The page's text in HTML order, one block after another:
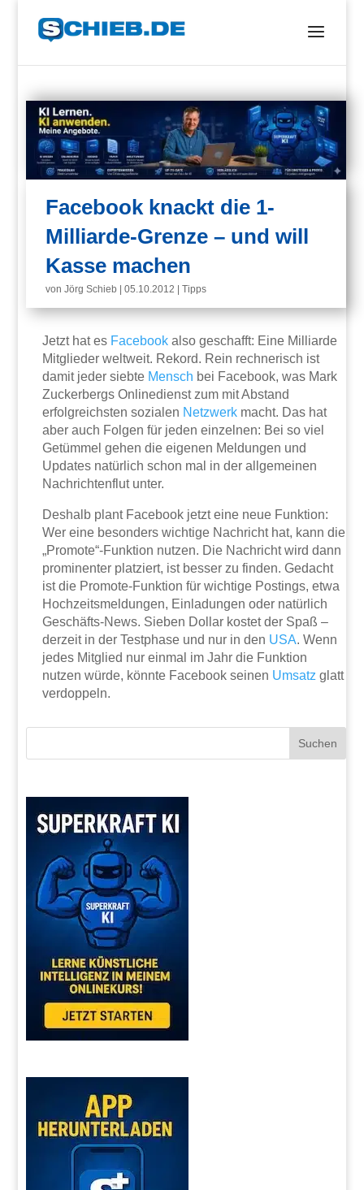
Facebook knackt die 1-
Milliarde-Grenze – und will
Kasse machen
vonJörg Schieb |05.10.2012 |Tipps
Jetzt hat es Facebook also geschafft: Eine Milliarde
Mitglieder weltweit. Rekord. Rein rechnerisch ist
damit jeder siebte Mensch bei Facebook, was Mark
Zuckerbergs Onlinedienst zum mit Abstand
erfolgreichsten sozialen Netzwerk macht. Das hat
aber auch Folgen für jeden einzelnen: Bei so viel
Getümmel gehen die eigenen Meldungen und
Updates natürlich schon mal in der allgemeinen
Nachrichtenflut unter.
Deshalb plant Facebook jetzt eine neue Funktion:
Wer eine besonders wichtige Nachricht hat, kann die
„Promote“-Funktion nutzen. Die Nachricht wird dann
prominenter platziert, ist besser zu finden. Gedacht
ist die Promote-Funktion für wichtige Postings, etwa
Hochzeitsmeldungen, Einladungen oder natürlich
Geschäfts-News. Sieben Dollar kostet der Spaß –
derzeit in der Testphase und nur in den USA. Wenn
jedes Mitglied nur einmal im Jahr die Funktion
nutzen würde, könnte Facebook seinen Umsatz glatt
verdoppeln.